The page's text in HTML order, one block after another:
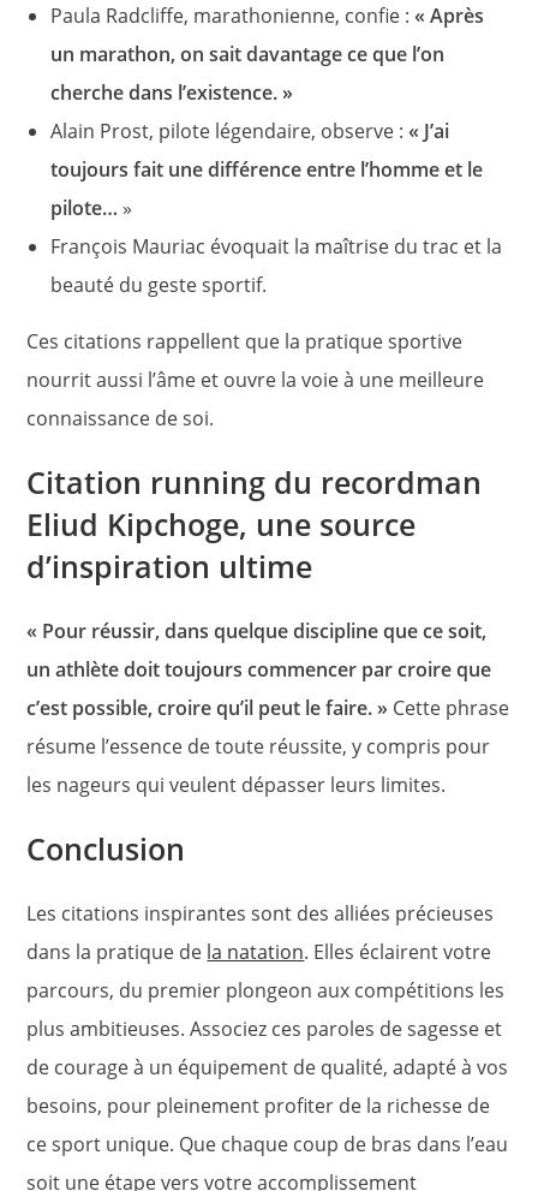
Paula Radcliffe, marathonienne, confie : « Après
un marathon, on sait davantage ce que l’on
cherche dans l’existence. »
Alain Prost, pilote légendaire, observe : « J’ai
toujours fait une différence entre l’homme et le
pilote… »
François Mauriac évoquait la maîtrise du trac et la
beauté du geste sportif.
Ces citations rappellent que la pratique sportive
nourrit aussi l’âme et ouvre la voie à une meilleure
connaissance de soi.
Citation running du recordman
Eliud Kipchoge, une source
d’inspiration ultime
« Pour réussir, dans quelque discipline que ce soit,
un athlète doit toujours commencer par croire que
c’est possible, croire qu’il peut le faire. » Cette phrase
résume l’essence de toute réussite, y compris pour
les nageurs qui veulent dépasser leurs limites.
Conclusion
Les citations inspirantes sont des alliées précieuses
dans la pratique de la natation. Elles éclairent votre
parcours, du premier plongeon aux compétitions les
plus ambitieuses. Associez ces paroles de sagesse et
de courage à un équipement de qualité, adapté à vos
besoins, pour pleinement profiter de la richesse de
ce sport unique. Que chaque coup de bras dans l’eau
soit une étape vers votre accomplissement